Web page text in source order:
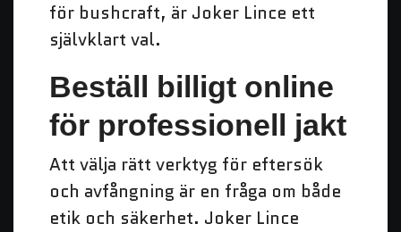
för bushcraft, är Joker Lince ett
självklart val.
Beställ billigt online
för professionell jakt
Att välja rätt verktyg för eftersök
och avfångning är en fråga om både
etik och säkerhet. Joker Lince